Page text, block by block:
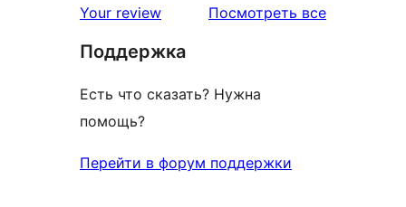
звездный
Your review Посмотреть всеотзывы
Поддержка
Есть что сказать? Нужна
помощь?
Перейти в форум поддержки